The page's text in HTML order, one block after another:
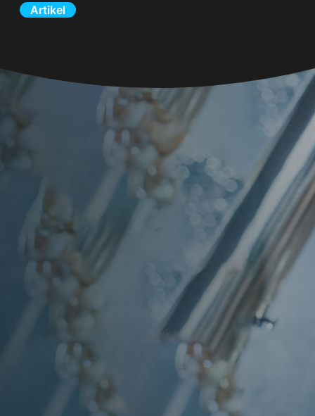
Artikel